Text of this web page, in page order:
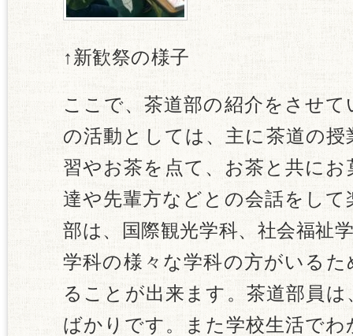
↑新歓祭の様子
ここで、茶道部の紹介をさせ
の活動としては、主に茶道の
習やお茶を点て、お茶と共に
達や先輩方などとの会話をし
部は、国際観光学科、社会福祉
学科の様々な学科の方がいる
ることが出来ます。茶道部員
ばかりです。また学校生活で